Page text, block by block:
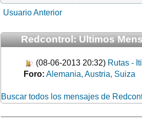
Usuario Anterior
Redcontrol: Ultimos
(08-06-2013 20:32) Rutas -
Foro: Alemania, Austria, Suiza
Buscar todos los mensajes de